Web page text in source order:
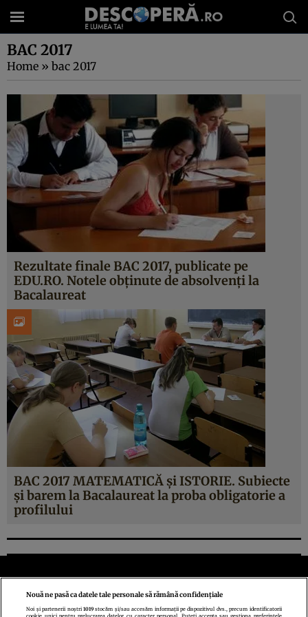
BAC 2017
Home » bac 2017
Rezultate finale BAC 2017, publicate pe
EDU.RO. Notele obţinute de absolvenţi la
Bacalaureat
BAC 2017 MATEMATICĂ şi ISTORIE. Subiecte
şi barem la Bacalaureat la proba obligatorie a
profilului
Nouă ne pasă ca datele tale personale să rămână confidențiale
Noi și partenerii noștri1019 stocăm și/sau accesăm informații pe dispozitivul dvs., precum identificatorii
cookie unici pentru prelucrarea datelor cu caracter personal. Puteți accepta sau gestiona preferințele